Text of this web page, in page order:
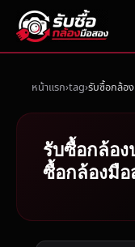
หน้าแรก tag รับซื้อกล้อ
รับซื้อกล้อง
ซื้อกล้องมือ